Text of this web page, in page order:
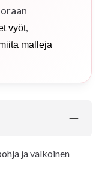
vyöt,
malleja
ja valkoinen